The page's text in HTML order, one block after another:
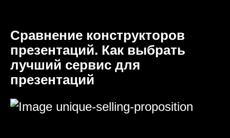
Сравнение конструкторов
презентаций. Как выбрать
лучший сервис для
презентаций